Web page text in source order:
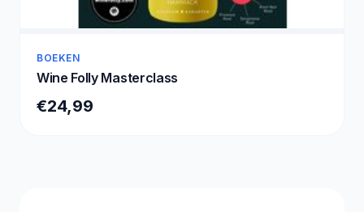
BOEKEN
Wine Folly Masterclass
€24,99